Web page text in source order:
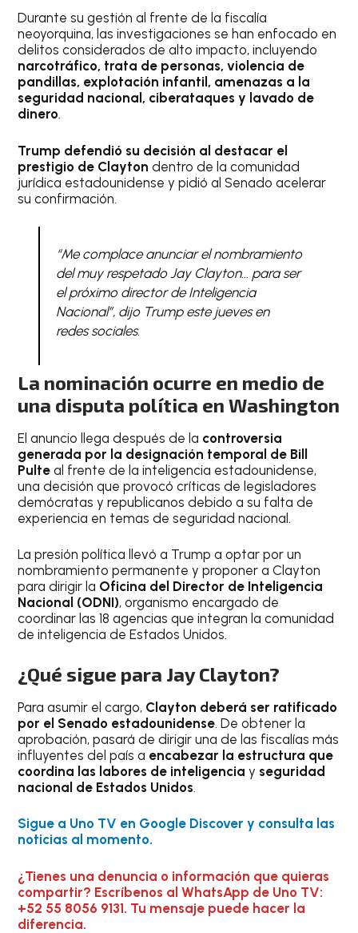
Durante su gestión al frente de la fiscalía
neoyorquina, las investigaciones se han enfocado en
delitos considerados de alto impacto, incluyendo
narcotráfico, trata de personas, violencia de
pandillas, explotación infantil, amenazas a la
seguridad nacional, ciberataques y lavado de
dinero.
Trump defendió su decisión al destacar el
prestigio de Clayton dentro de la comunidad
jurídica estadounidense y pidió al Senado acelerar
su confirmación.
“Me complace anunciar el nombramiento
del muy respetado Jay Clayton… para ser
el próximo director de Inteligencia
Nacional”, dijo Trump este jueves en
redes sociales.
La nominación ocurre en medio de
una disputa política en Washington
El anuncio llega después de la controversia
generada por la designación temporal de Bill
Pulte al frente de la inteligencia estadounidense,
una decisión que provocó críticas de legisladores
demócratas y republicanos debido a su falta de
experiencia en temas de seguridad nacional.
La presión política llevó a Trump a optar por un
nombramiento permanente y proponer a Clayton
para dirigir la Oficina del Director de Inteligencia
Nacional (ODNI), organismo encargado de
coordinar las 18 agencias que integran la comunidad
de inteligencia de Estados Unidos.
¿Qué sigue para Jay Clayton?
Para asumir el cargo, Clayton deberá ser ratificado
por el Senado estadounidense. De obtener la
aprobación, pasará de dirigir una de las fiscalías más
influyentes del país a encabezar la estructura que
coordina las labores de inteligencia y seguridad
nacional de Estados Unidos.
Sigue a Uno TV en Google Discover y consulta las
noticias al momento.
¿Tienes una denuncia o información que quieras
compartir? Escríbenos al WhatsApp de Uno TV:
+52 55 8056 9131. Tu mensaje puede hacer la
diferencia.